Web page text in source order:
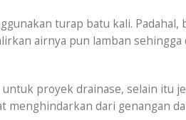
turap batu kali.
airnya pun lamban
proyek drainase, selain itu
menghindarkan dari genangan